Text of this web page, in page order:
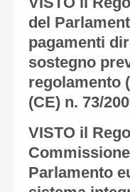
del
pagamenti
sostegno
regolamento
(CE) n. 73/
VISTO il
Parlamento